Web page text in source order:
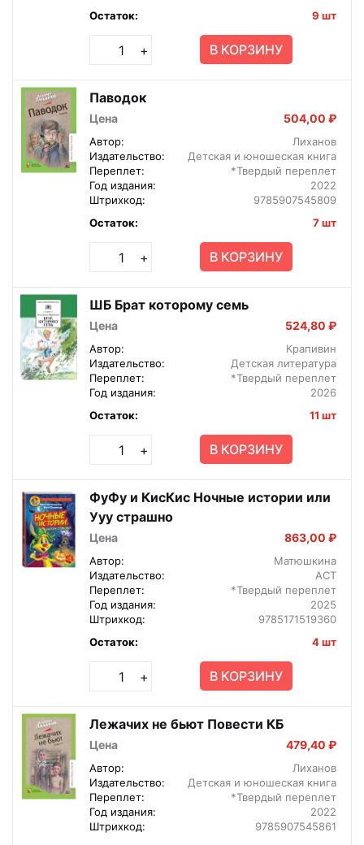
Остаток:
9 шт
+ В КОРЗИНУ
Паводок
Цена 504,00 ₽
Автор:
Лиханов
Издательство:
Детская и юношеская книга
Переплет:
*Твердый переплет
Год издания:
2022
Штрихкод:
9785907545809
Остаток:
7 шт
+ В КОРЗИНУ
ШБ Брат которому семь
Цена 524,80 ₽
Автор:
Крапивин
Издательство:
Детская литература
Переплет:
*Твердый переплет
Год издания:
2026
Остаток:
11 шт
+ В КОРЗИНУ
ФуФу и КисКис Ночные истории или
Ууу страшно
Цена 863,00 ₽
Автор:
Матюшкина
Издательство:
АСТ
Переплет:
*Твердый переплет
Год издания:
2025
Штрихкод:
9785171519360
Остаток:
4 шт
+ В КОРЗИНУ
Лежачих не бьют Повести КБ
Цена 479,40 ₽
Автор:
Лиханов
Издательство:
Детская и юношеская книга
Переплет:
*Твердый переплет
Год издания:
2022
Штрихкод:
9785907545861